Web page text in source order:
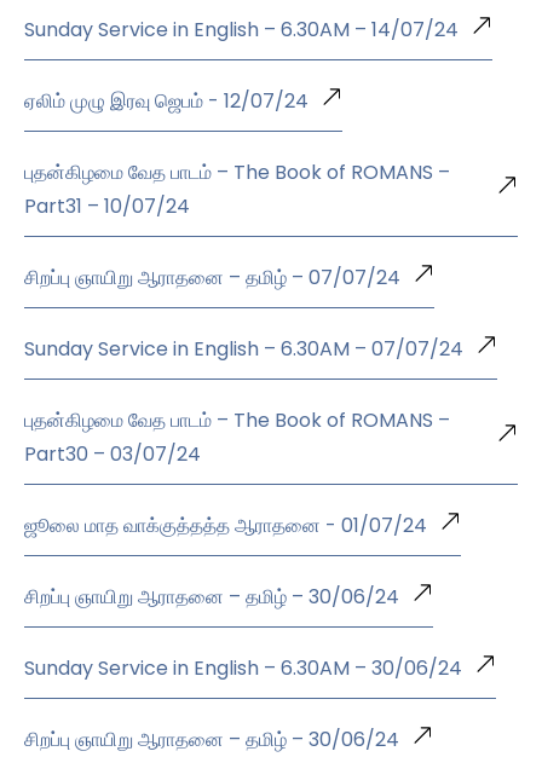
Sunday Service in English – 6.30AM – 14/07/24
ஏலிம் முழு இரவு ஜெபம் - 12/07/24
புதன்கிழமை வேத பாடம் – The Book of ROMANS –
Part31 – 10/07/24
சிறப்பு ஞாயிறு ஆராதனை – தமிழ் – 07/07/24
Sunday Service in English – 6.30AM – 07/07/24
புதன்கிழமை வேத பாடம் – The Book of ROMANS –
Part30 – 03/07/24
ஜூலை மாத வாக்குத்தத்த ஆராதனை - 01/07/24
சிறப்பு ஞாயிறு ஆராதனை – தமிழ் – 30/06/24
Sunday Service in English – 6.30AM – 30/06/24
சிறப்பு ஞாயிறு ஆராதனை – தமிழ் – 30/06/24